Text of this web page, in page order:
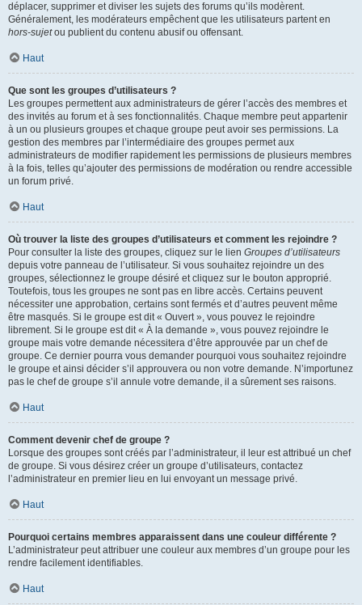
déplacer, supprimer et diviser les sujets des forums qu’ils modèrent.
Généralement, les modérateurs empêchent que les utilisateurs partent en
hors-sujetou publient du contenu abusif ou offensant.
Haut
Que sont les groupes d’utilisateurs ?
Les groupes permettent aux administrateurs de gérer l’accès des membres et
des invités au forum et à ses fonctionnalités. Chaque membre peut appartenir
à un ou plusieurs groupes et chaque groupe peut avoir ses permissions. La
gestion des membres par l’intermédiaire des groupes permet aux
administrateurs de modifier rapidement les permissions de plusieurs membres
à la fois, telles qu’ajouter des permissions de modération ou rendre accessible
un forum privé.
Haut
Où trouver la liste des groupes d’utilisateurs et comment les rejoindre ?
Pour consulter la liste des groupes, cliquez sur le lien Groupes d’utilisateurs
depuis votre panneau de l’utilisateur. Si vous souhaitez rejoindre un des
groupes, sélectionnez le groupe désiré et cliquez sur le bouton approprié.
Toutefois, tous les groupes ne sont pas en libre accès. Certains peuvent
nécessiter une approbation, certains sont fermés et d’autres peuvent même
être masqués. Si le groupe est dit « Ouvert », vous pouvez le rejoindre
librement. Si le groupe est dit « À la demande », vous pouvez rejoindre le
groupe mais votre demande nécessitera d’être approuvée par un chef de
groupe. Ce dernier pourra vous demander pourquoi vous souhaitez rejoindre
le groupe et ainsi décider s’il approuvera ou non votre demande. N’importunez
pas le chef de groupe s’il annule votre demande, il a sûrement ses raisons.
Haut
Comment devenir chef de groupe ?
Lorsque des groupes sont créés par l’administrateur, il leur est attribué un chef
de groupe. Si vous désirez créer un groupe d’utilisateurs, contactez
l’administrateur en premier lieu en lui envoyant un message privé.
Haut
Pourquoi certains membres apparaissent dans une couleur différente ?
L’administrateur peut attribuer une couleur aux membres d’un groupe pour les
rendre facilement identifiables.
Haut